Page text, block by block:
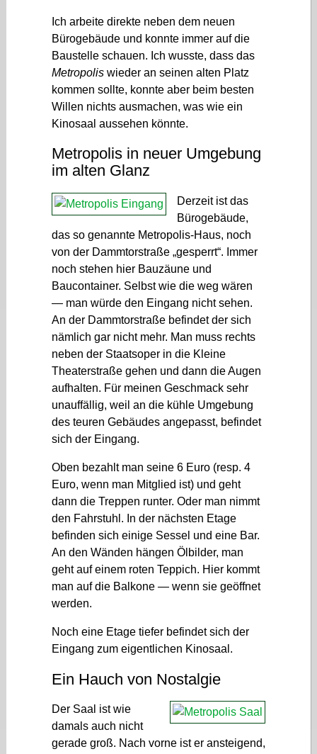
Ich arbeite direkte neben dem neuen
Bürogebäude und konnte immer auf die
Baustelle schauen. Ich wusste, dass das
Metropoliswieder an seinen alten Platz
kommen sollte, konnte aber beim besten
Willen nichts ausmachen, was wie ein
Kinosaal aussehen könnte.
Metropolis in neuer Umgebung
im alten Glanz
Derzeit ist das
Bürogebäude,
das so genannte Metropolis-Haus, noch
von der Dammtorstraße „gesperrt“. Immer
noch stehen hier Bauzäune und
Baucontainer. Selbst wie die weg wären
— man würde den Eingang nicht sehen.
An der Dammtorstraße befindet der sich
nämlich gar nicht mehr. Man muss rechts
neben der Staatsoper in die Kleine
Theaterstraße gehen und dann die Augen
aufhalten. Für meinen Geschmack sehr
unauffällig, weil an die kühle Umgebung
des teuren Gebäudes angepasst, befindet
sich der Eingang.
Oben bezahlt man seine 6 Euro (resp. 4
Euro, wenn man Mitglied ist) und geht
dann die Treppen runter. Oder man nimmt
den Fahrstuhl. In der nächsten Etage
befinden sich einige Sessel und eine Bar.
An den Wänden hängen Ölbilder, man
geht auf einem roten Teppich. Hier kommt
man auf die Balkone — wenn sie geöffnet
werden.
Noch eine Etage tiefer befindet sich der
Eingang zum eigentlichen Kinosaal.
Ein Hauch von Nostalgie
Der Saal ist wie
damals auch nicht
gerade groß. Nach vorne ist er ansteigend,